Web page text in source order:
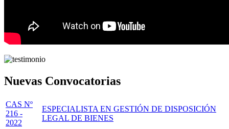
Nuevas Convocatorias
CAS Nº
216 -
2022
ESPECIALISTA EN GESTIÓN DE DISPOSICIÓN
LEGAL DE BIENES